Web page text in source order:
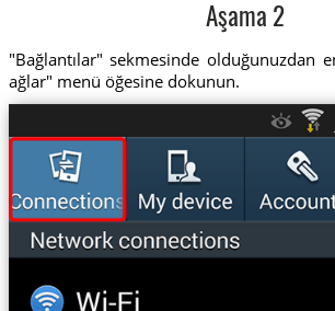
Aşama 2
"Bağlantılar" sekmesinde olduğunuzdan
ağlar" menü öğesine dokunun.